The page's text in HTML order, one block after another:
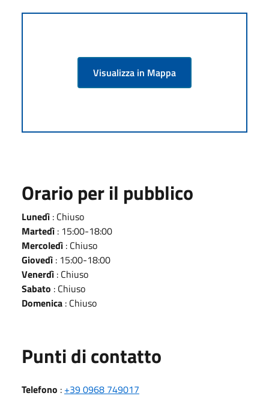
Visualizza in Mappa
Orario per il pubblico
Lunedì : Chiuso
Martedì : 15:00-18:00
Mercoledì : Chiuso
Giovedì : 15:00-18:00
Venerdì : Chiuso
Sabato : Chiuso
Domenica : Chiuso
Punti di contatto
Telefono : +39 0968 749017